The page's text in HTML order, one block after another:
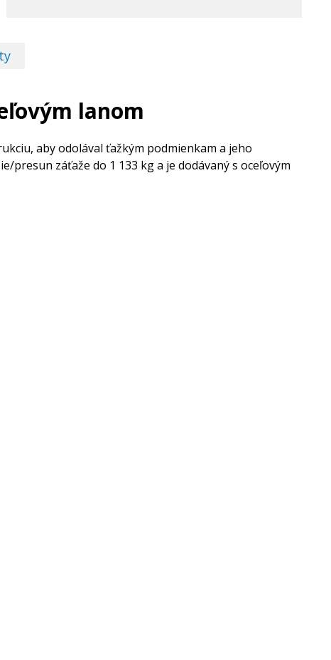
lanom
aby odolával ťažkým podmienkam a jeho
presun záťaže do 1 133 kg a je dodávaný s oceľovým